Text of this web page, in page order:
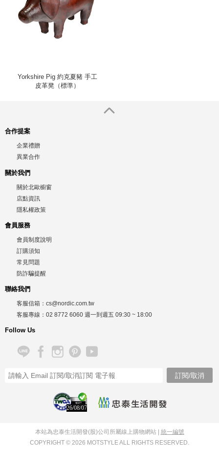
Yorkshire Pig 約克夏豬 手工
皮革凳（標準）
合作提案
企業禮贈
異業合作
關於我們
關於北歐櫥窗
店點資訊
隱私權政策
會員服務
會員制度說明
訂購須知
常見問題
防詐騙提醒
聯絡我們
客服信箱： cs@nordic.com.tw
客服專線： 02 8772 6060 週一到週五 09:30 ~ 18:00
Follow Us
26/08/07
本站為忠泰生活開發(股)公司所屬線上購物網站 | 統一編號
COPYRIGHT © 2026 MOTSTYLE ALL RIGHTS RESERVED.